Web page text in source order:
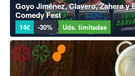
Goyo Jiménez, Clavero, Zahera y
Comedy Fest
14€ -30% Uds. limitadas